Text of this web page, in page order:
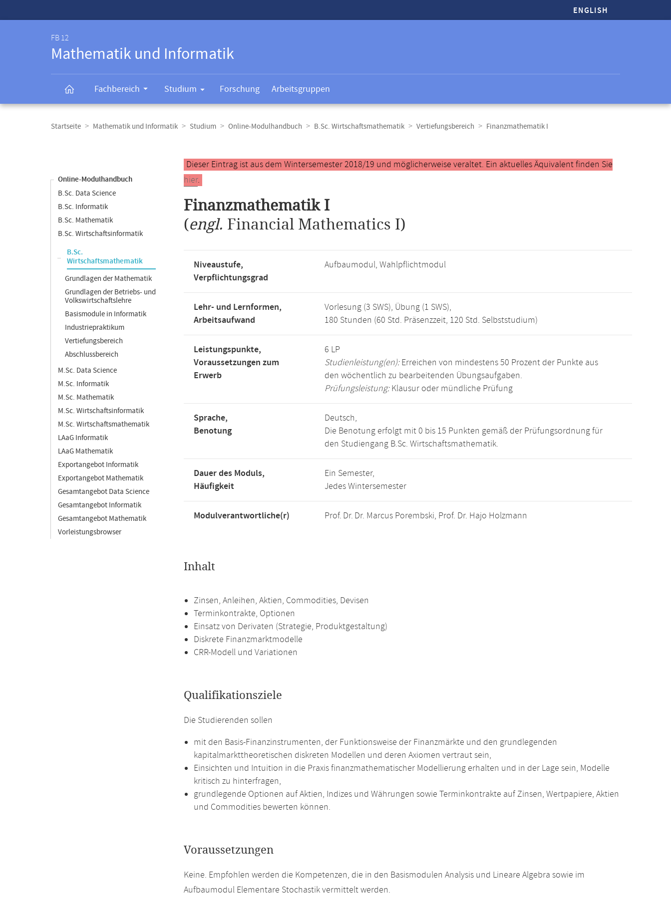
ENGLISH
FB 12
Mathematik und Informatik
Fachbereich Studium Forschung Arbeitsgruppen
Navigation
Startseite Mathematik und Informatik Studium Online-Modulhandbuch B.Sc. Wirtschaftsmathematik Vertiefungsbereich Finanzmathematik I
Online-Modulhandbuch
B.Sc. Data Science
B.Sc. Informatik
B.Sc. Mathematik
B.Sc. Wirtschaftsinformatik
B.Sc.
Wirtschaftsmathematik
Grundlagen der Mathematik
Grundlagen der Betriebs- und
Volkswirtschaftslehre
Basismodule in Informatik
Industriepraktikum
Vertiefungsbereich
Abschlussbereich
M.Sc. Data Science
M.Sc. Informatik
M.Sc. Mathematik
M.Sc. Wirtschaftsinformatik
M.Sc. Wirtschaftsmathematik
LAaG Informatik
LAaG Mathematik
Exportangebot Informatik
Exportangebot Mathematik
Gesamtangebot Data Science
Gesamtangebot Informatik
Gesamtangebot Mathematik
Vorleistungsbrowser
Hauptinhalt
Dieser Eintrag ist aus dem Wintersemester 2018/19 und möglicherweise veraltet. Ein aktuelles Äquivalent finden Sie
hier.
Finanzmathematik I
(engl. Financial Mathematics I)
Niveaustufe,
Verpflichtungsgrad
Aufbaumodul, Wahlpflichtmodul
Lehr- und Lernformen,
Arbeitsaufwand
Vorlesung (3 SWS), Übung (1 SWS),
180 Stunden (60 Std. Präsenzzeit, 120 Std. Selbststudium)
Leistungspunkte,
Voraussetzungen zum
Erwerb
6 LP
Studienleistung(en):Erreichen von mindestens 50 Prozent der Punkte aus
den wöchentlich zu bearbeitenden Übungsaufgaben.
Prüfungsleistung:Klausur oder mündliche Prüfung
Sprache,
Benotung
Deutsch,
Die Benotung erfolgt mit 0 bis 15 Punkten gemäß der Prüfungsordnung für
den Studiengang B.Sc. Wirtschaftsmathematik.
Dauer des Moduls,
Häufigkeit
Ein Semester,
Jedes Wintersemester
Modulverantwortliche(r) Prof. Dr. Dr. Marcus Porembski, Prof. Dr. Hajo Holzmann
Inhalt
Zinsen, Anleihen, Aktien, Commodities, Devisen
Terminkontrakte, Optionen
Einsatz von Derivaten (Strategie, Produktgestaltung)
Diskrete Finanzmarktmodelle
CRR-Modell und Variationen
Qualifikationsziele
Die Studierenden sollen
mit den Basis-Finanzinstrumenten, der Funktionsweise der Finanzmärkte und den grundlegenden
kapitalmarkttheoretischen diskreten Modellen und deren Axiomen vertraut sein,
Einsichten und Intuition in die Praxis finanzmathematischer Modellierung erhalten und in der Lage sein, Modelle
kritisch zu hinterfragen,
grundlegende Optionen auf Aktien, Indizes und Währungen sowie Terminkontrakte auf Zinsen, Wertpapiere, Aktien
und Commodities bewerten können.
Voraussetzungen
Keine. Empfohlen werden die Kompetenzen, die in den Basismodulen Analysis und Lineare Algebra sowie im
Aufbaumodul Elementare Stochastik vermittelt werden.